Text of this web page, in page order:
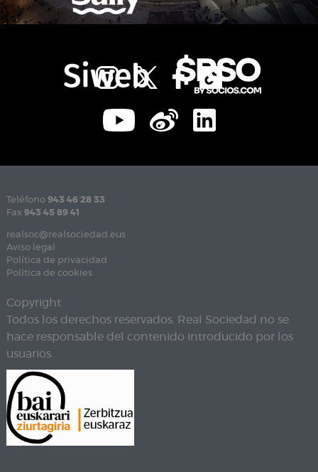
Teléfono 943 46 28 33
Fax 943 45 89 41
realsoc@realsociedad.eus
Aviso legal
Política de privacidad
Política de cookies
Copyright
Todos los derechos reservados. Real Sociedad no se
hace responsable del contenido introducido por los
usuarios.